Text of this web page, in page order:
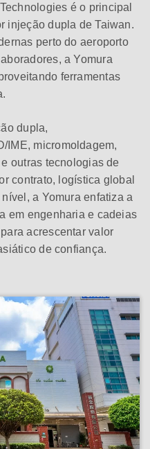
é o principal
injeção dupla de Taiwan.
perto do aeroporto
a Yomura
ferramentas
dupla,
IME, micromoldagem,
outras tecnologias de
contrato, logística global
a Yomura enfatiza a
em engenharia e cadeias
acrescentar valor
de confiança.